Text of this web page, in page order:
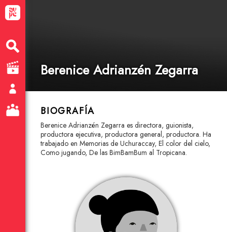
Berenice Adrianzén Zegarra
BIOGRAFÍA
Berenice Adrianzén Zegarra es directora, guionista,
productora ejecutiva, productora general, productora. Ha
trabajado en Memorias de Uchuraccay, El color del cielo,
Como jugando, De las BimBamBum al Tropicana.